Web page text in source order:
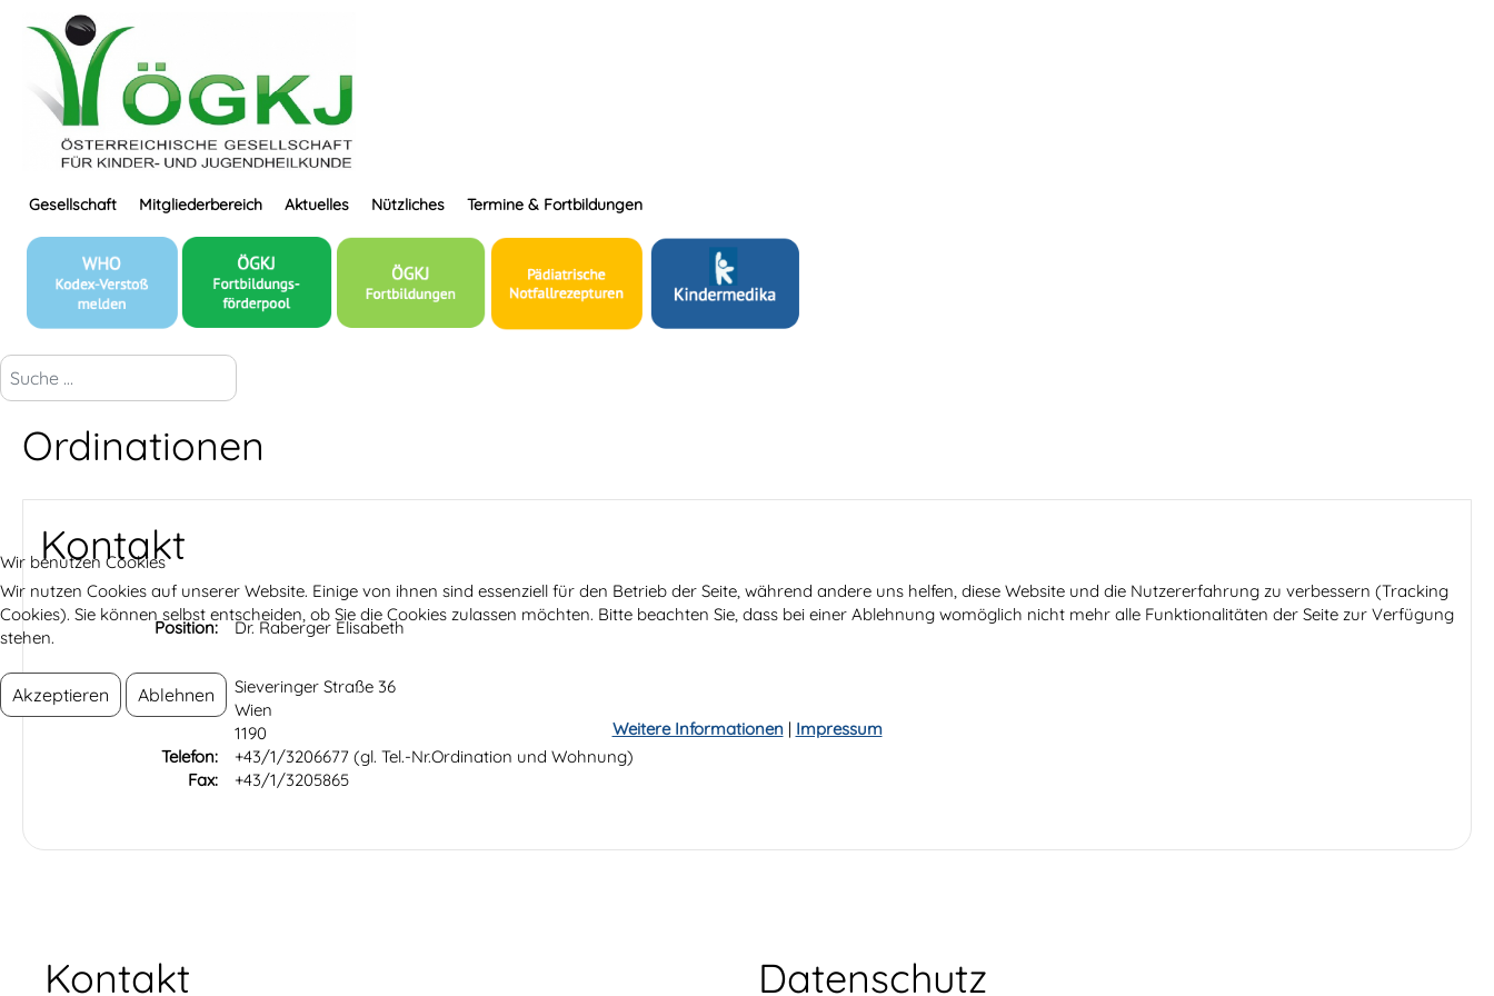
Gesellschaft Mitgliederbereich Aktuelles Nützliches Termine & Fortbildungen
suchen...
Ordinationen
Kontakt
Position: Dr. Raberger Elisabeth
Adresse:
Sieveringer Straße 36
Wien
1190
Telefon:
+43/1/3206677 (gl. Tel.-Nr.Ordination und Wohnung)
Fax:
+43/1/3205865
Kontakt Datenschutz
Wir benutzen Cookies
Wir nutzen Cookies auf unserer Website. Einige von ihnen sind essenziell für den Betrieb der Seite, während andere uns helfen, diese Website und die Nutzererfahrung zu verbessern (Tracking
Cookies). Sie können selbst entscheiden, ob Sie die Cookies zulassen möchten. Bitte beachten Sie, dass bei einer Ablehnung womöglich nicht mehr alle Funktionalitäten der Seite zur Verfügung
stehen.
Akzeptieren Ablehnen
Weitere Informationen| Impressum